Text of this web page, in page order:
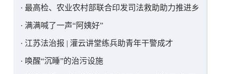
· 最高检、农业农村部联合印发司法救助助力推进乡
村全面振兴典型案例，灌云1例入选！
· 满满喊了一声“阿姨好”
· 江苏法治报 | 灌云讲堂练兵助青年干警成才
· 唤醒“沉睡”的治污设施